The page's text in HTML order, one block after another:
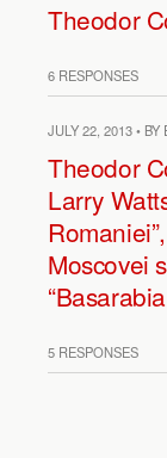
Theodor
6 RESPONSES
JULY 22, 2013 • BY
Theodor
Larry
Moscovei
5 RESPONSES